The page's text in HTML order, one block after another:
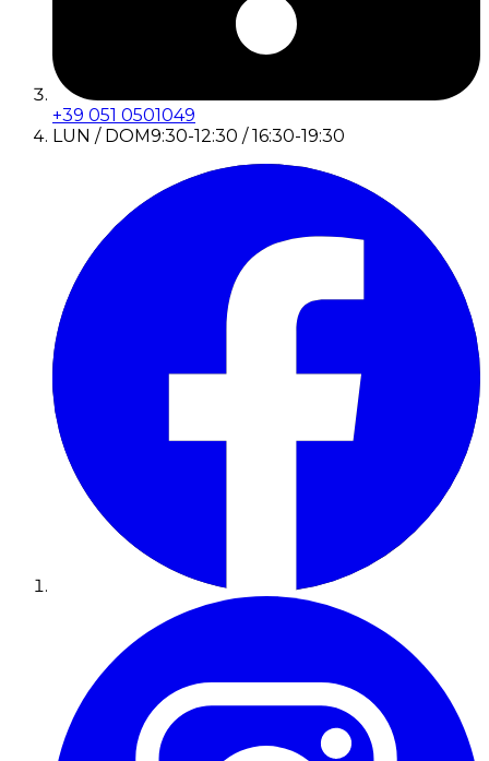
+39 051 0501049
LUN / DOM9:30-12:30 / 16:30-19:30